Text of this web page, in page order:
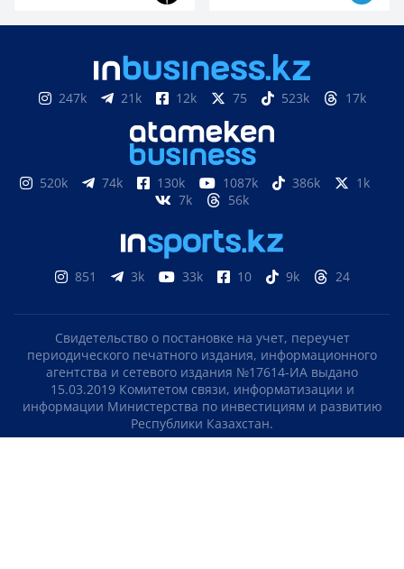
247k 21k 12k 75 523k 17k
520k 74k 130k 1087k 386k
1k
7k
56k
851 3k 33k 10 9k 24
Свидетельство о постановке на учет, переучет
периодического печатного издания, информационного
агентства и сетевого издания №17614-ИА выдано
15.03.2019 Комитетом связи, информатизации и
информации Министерства по инвестициям и развитию
Республики Казахстан.